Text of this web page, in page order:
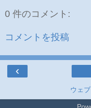
0 件のコメント:
コメントを投稿
‹
ウェ